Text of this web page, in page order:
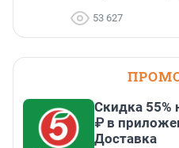
53 627
Скидка 55%
₽ в
Доставка